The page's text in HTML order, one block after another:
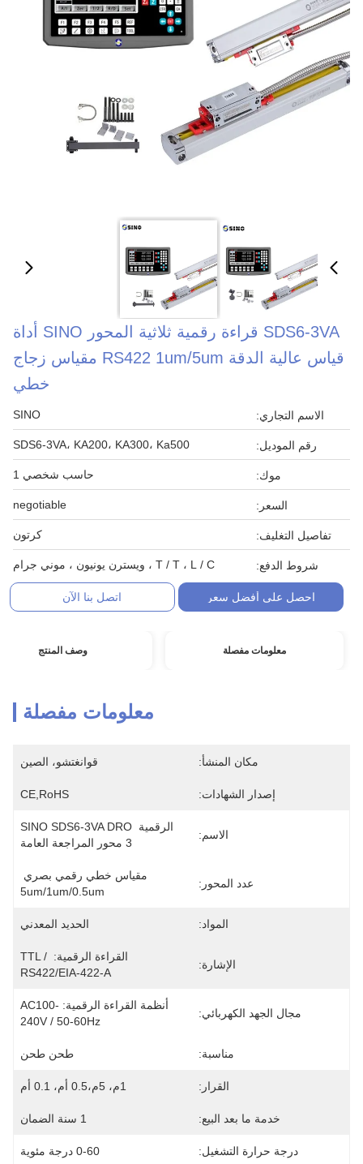
SDS6-3VA قراءة رقمية ثلاثية المحور SINO أداة
قياس عالية الدقة RS422 1um/5um مقياس زجاج
خطي
الاسم التجاري: SINO
رقم الموديل: SDS6-3VA، KA200، KA300، Ka500
موك: حاسب شخصي 1
السعر: negotiable
تفاصيل التغليف: كرتون
شروط الدفع: T / T ، L / C ، ويسترن يونيون ، موني جرام
احصل على أفضل سعر اتصل بنا الآن
معلومات مفصلة وصف المنتج
معلومات مفصلة
مكان المنشأ: قوانغتشو، الصين
إصدار الشهادات: CE,RoHS
الاسم:
الرقمية SINO SDS6-3VA DRO
3 محور المراجعة العامة
عدد المحور:
5um/1um/0.5um
المواد: الحديد المعدني
الإشارة:
القراءة الرقمية: TTL /
RS422/EIA-422-A
مجال الجهد الكهربائي:
أنظمة القراءة الرقمية: AC100-
240V / 50-60Hz
مناسبة: طحن طحن
القرار: 1م، 5م،0.5 أم، 0.1 أم
خدمة ما بعد البيع: 1 سنة الضمان
درجة حرارة التشغيل: 0-60 درجة مئوية